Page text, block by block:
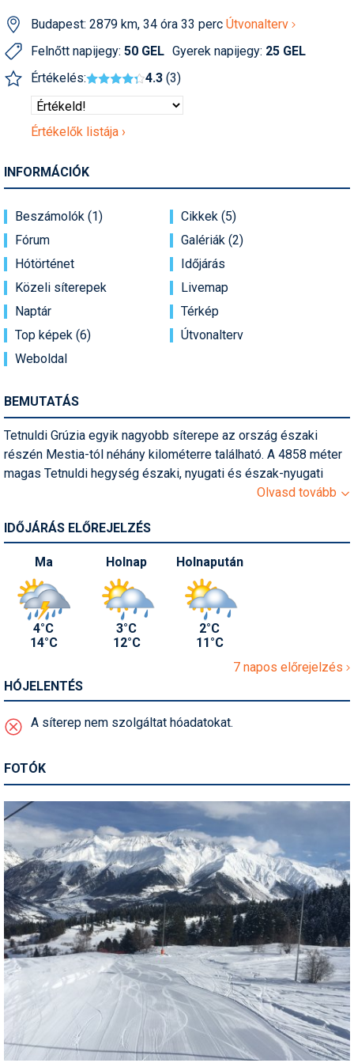
Hütte
Ingatlan
Interjúk
Kerékpár
Könyvajánló
Magazinok
Olvasnivaló
Pályázatok
Portálinfo
Síbérletárak
Sícipő
Sífutás
Síléc
Símánia
Síoktatás
Sítechnika
Snowboard
Snowboardfelszerelés
Sportorvos
Szakértők
Szánkó
Szótárak
Telemark
Téli sportok
Budapest: 2879 km, 34 óra 33 perc Útvonalterv
Felnőtt napijegy: 50 GEL Gyerek napijegy: 25 GEL
Értékelés:
4.3 (3)
Értékelők listája ›
INFORMÁCIÓK
Beszámolók (1)
Cikkek (5)
Fórum
Galériák (2)
Hótörténet
Időjárás
Közeli síterepek
Livemap
Naptár
Térkép
Top képek (6)
Útvonalterv
Weboldal
BEMUTATÁS
Tetnuldi Grúzia egyik nagyobb síterepe az ország északi
részén Mestia-tól néhány kilométerre található. A 4858 méter
magas Tetnuldi hegység északi, nyugati és észak-nyugati
részén alakították ki a sípályákat. A síterep egy 52 millió
közreműködésével. A 2015/16-os szezonban nyitották meg.
Olvasd tovább
IDŐJÁRÁS ELŐREJELZÉS
Ma
4°C
14°C
Holnap
3°C
12°C
Holnapután
2°C
11°C
7 napos előrejelzés
HÓJELENTÉS
A síterep nem szolgáltat hóadatokat.
FOTÓK